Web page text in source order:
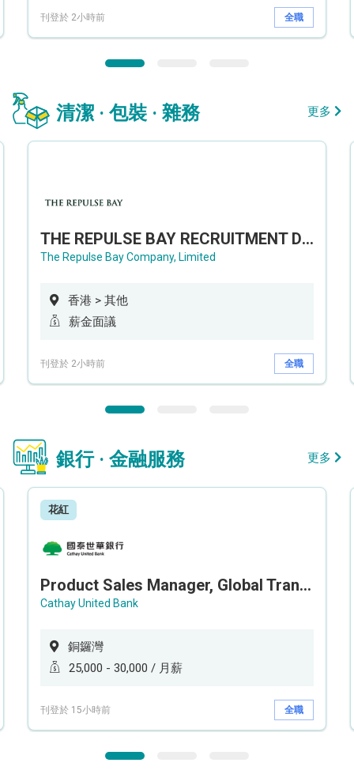
刊登於 2小時前 全職
清潔 · 包裝 · 雜務 更多
THE REPULSE BAY RECRUITMENT DAY 淺水灣影灣園人才招聘會
The Repulse Bay Company, Limited
香港 > 其他
薪金面議
刊登於 2小時前 全職
銀行 · 金融服務 更多
花紅
Product Sales Manager, Global Transaction Service (GTS)
Cathay United Bank
銅鑼灣
25,000 - 30,000 / 月薪
刊登於 15小時前 全職